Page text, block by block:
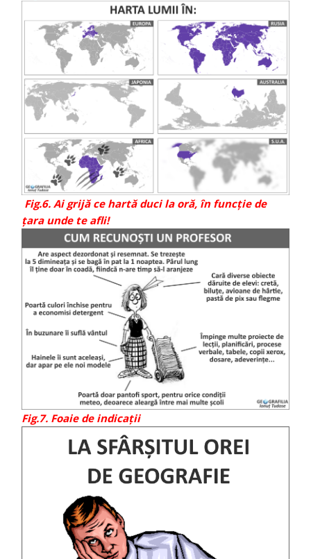
Fig.6. Ai grijă ce hartă duci la oră, în funcție de
țara unde te afli!
Fig.7. Foaie de indicații